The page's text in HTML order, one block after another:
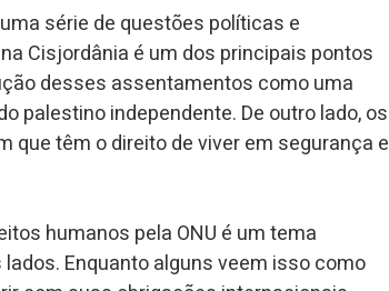
série de questões políticas e
Cisjordânia é um dos principais pontos
desses assentamentos como uma
palestino independente. De outro lado, os
têm o direito de viver em segurança e
humanos pela ONU é um tema
Enquanto alguns veem isso como